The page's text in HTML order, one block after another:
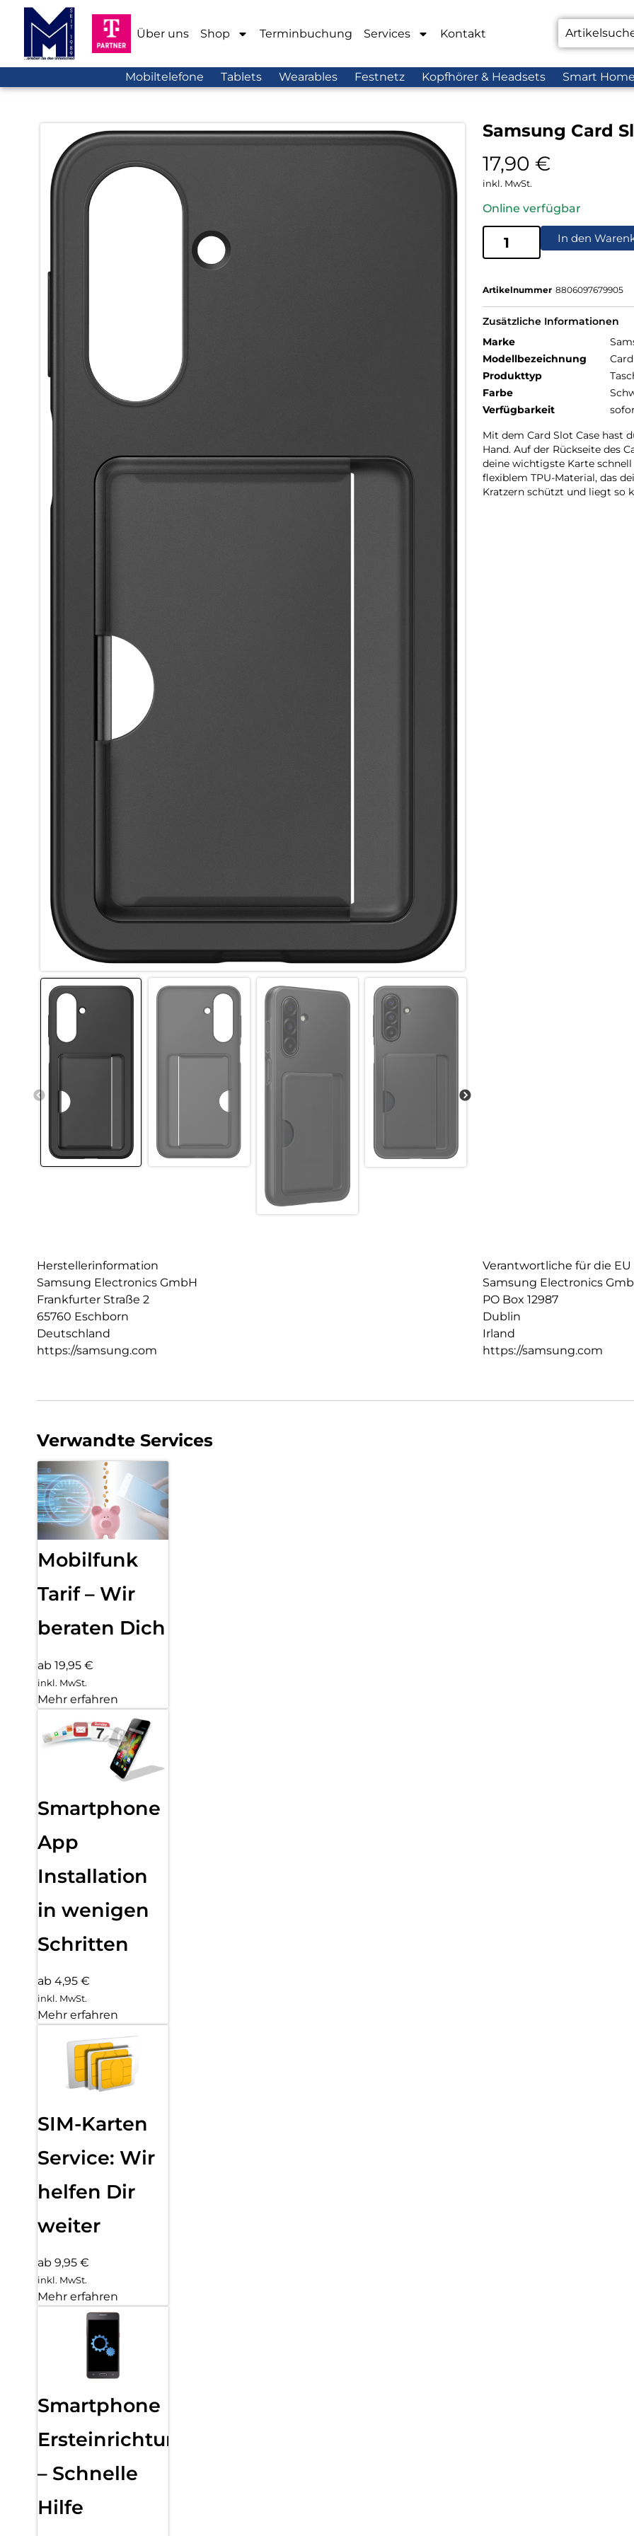
Über uns Shop Terminbuchung Services Kontakt
Mobiltelefone Tablets Wearables Festnetz Kopfhörer & Headsets Smart
Samsung Card
17,90 €
inkl. MwSt.
Online verfügbar
In den
Artikelnummer 8806097679905
Zusätzliche Informationen
Marke
Modellbezeichnung
Produkttyp
Farbe
Verfügbarkeit
Mit dem Card Slot Case hast
Hand. Auf der Rückseite des
deine wichtigste Karte
flexiblem TPU-Material, das
Kratzern schützt und liegt so
Herstellerinformation
Samsung Electronics GmbH
Frankfurter Straße 2
65760 Eschborn
Deutschland
https://samsung.com
Verantwortliche für die EU
Samsung Electronics
PO Box 12987
Dublin
Irland
https://samsung.com
Verwandte Services
Mobilfunk
Tarif – Wir
beraten Dich
ab 19,95 €
inkl. MwSt.
Mehr erfahren
Smartphone
App
Installation
in wenigen
Schritten
ab 4,95 €
inkl. MwSt.
Mehr erfahren
SIM-Karten
Service: Wir
helfen Dir
weiter
ab 9,95 €
inkl. MwSt.
Mehr erfahren
Smartphone
Ersteinrichtung
– Schnelle
Hilfe